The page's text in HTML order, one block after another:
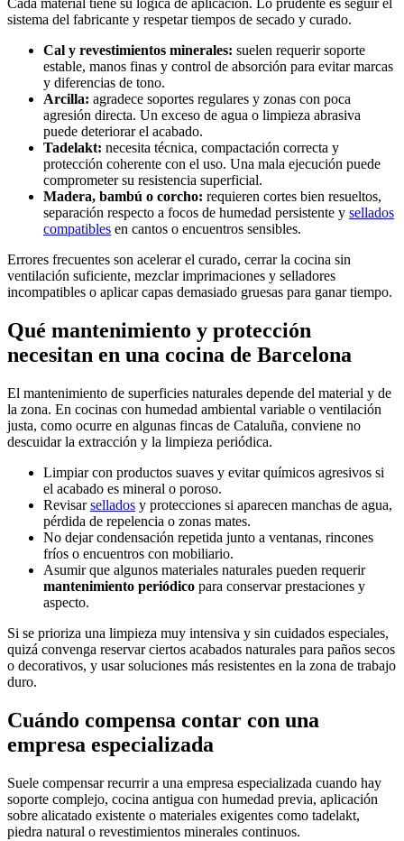
Cada material tiene su lógica de aplicación. Lo prudente es seguir el
sistema del fabricante y respetar tiempos de secado y curado.
Cal y revestimientos minerales: suelen requerir soporte
estable, manos finas y control de absorción para evitar marcas
y diferencias de tono.
Arcilla: agradece soportes regulares y zonas con poca
agresión directa. Un exceso de agua o limpieza abrasiva
puede deteriorar el acabado.
Tadelakt: necesita técnica, compactación correcta y
protección coherente con el uso. Una mala ejecución puede
comprometer su resistencia superficial.
Madera, bambú o corcho: requieren cortes bien resueltos,
separación respecto a focos de humedad persistente y sellados
compatibles en cantos o encuentros sensibles.
Errores frecuentes son acelerar el curado, cerrar la cocina sin
ventilación suficiente, mezclar imprimaciones y selladores
incompatibles o aplicar capas demasiado gruesas para ganar tiempo.
Qué mantenimiento y protección
necesitan en una cocina de Barcelona
El mantenimiento de superficies naturales depende del material y de
la zona. En cocinas con humedad ambiental variable o ventilación
justa, como ocurre en algunas fincas de Cataluña, conviene no
descuidar la extracción y la limpieza periódica.
Limpiar con productos suaves y evitar químicos agresivos si
el acabado es mineral o poroso.
Revisarsellados y protecciones si aparecen manchas de agua,
pérdida de repelencia o zonas mates.
No dejar condensación repetida junto a ventanas, rincones
fríos o encuentros con mobiliario.
Asumir que algunos materiales naturales pueden requerir
mantenimiento periódico para conservar prestaciones y
aspecto.
Si se prioriza una limpieza muy intensiva y sin cuidados especiales,
quizá convenga reservar ciertos acabados naturales para paños secos
o decorativos, y usar soluciones más resistentes en la zona de trabajo
duro.
Cuándo compensa contar con una
empresa especializada
Suele compensar recurrir a una empresa especializada cuando hay
soporte complejo, cocina antigua con humedad previa, aplicación
sobre alicatado existente o materiales exigentes como tadelakt,
piedra natural o revestimientos minerales continuos.